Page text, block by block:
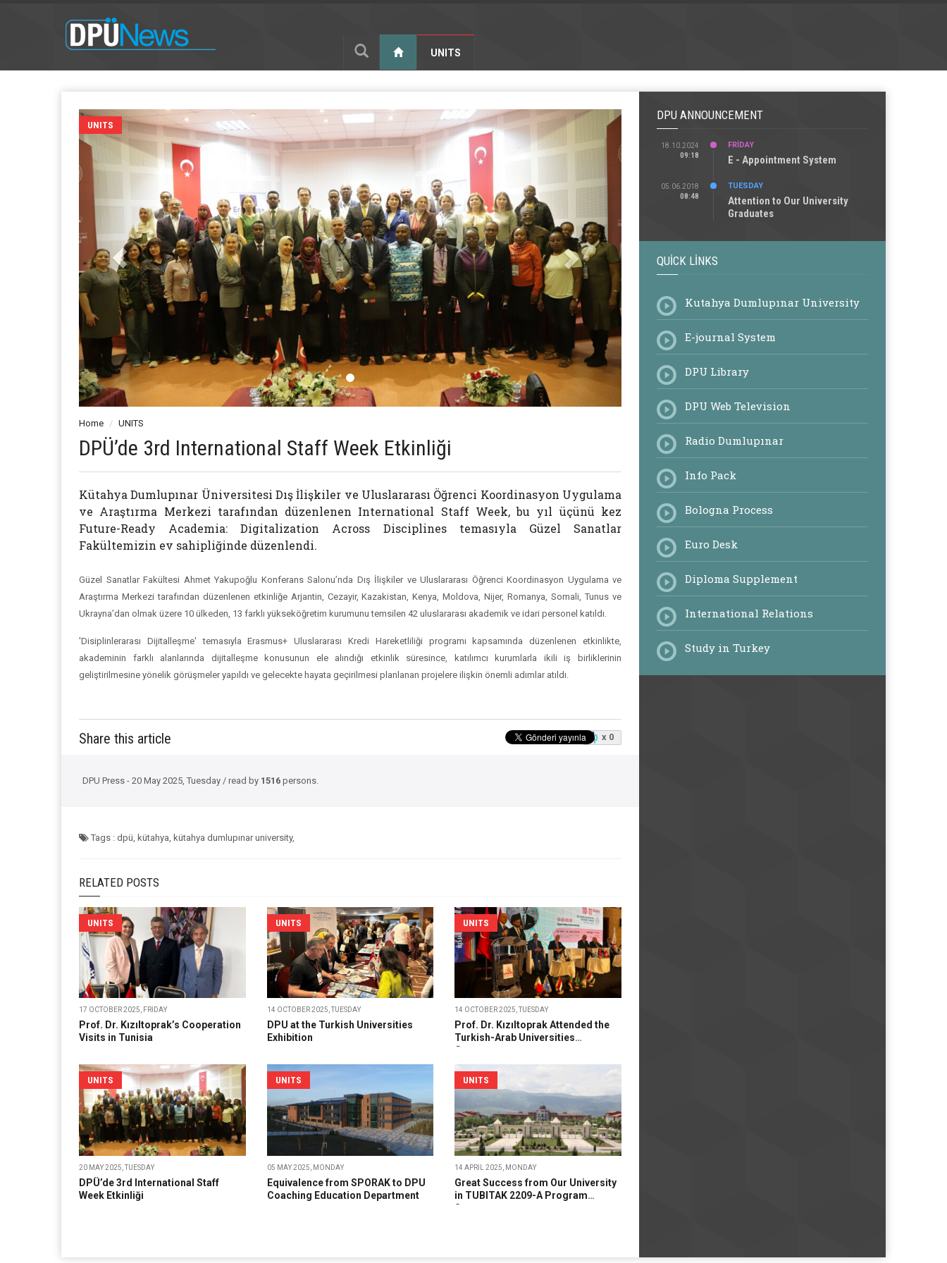
UNITS
UNITS
Home UNITS
DPÜ’de 3rd International Staff Week Etkinliği
Kütahya Dumlupınar Üniversitesi Dış İlişkiler ve Uluslararası Öğrenci Koordinasyon Uygulama
ve Araştırma Merkezi tarafından düzenlenen International Staff Week, bu yıl üçünü kez
Future-Ready Academia: Digitalization Across Disciplines temasıyla Güzel Sanatlar
Fakültemizin ev sahipliğinde düzenlendi.
Güzel Sanatlar Fakültesi Ahmet Yakupoğlu Konferans Salonu’nda Dış İlişkiler ve Uluslararası Öğrenci Koordinasyon Uygulama ve
Araştırma Merkezi tarafından düzenlenen etkinliğe Arjantin, Cezayir, Kazakistan, Kenya, Moldova, Nijer, Romanya, Somali, Tunus ve
Ukrayna’dan olmak üzere 10 ülkeden, 13 farklı yükseköğretim kurumunu temsilen 42 uluslararası akademik ve idari personel katıldı.
'Disiplinlerarası Dijitalleşme' temasıyla Erasmus+ Uluslararası Kredi Hareketliliği programı kapsamında düzenlenen etkinlikte,
akademinin farklı alanlarında dijitalleşme konusunun ele alındığı etkinlik süresince, katılımcı kurumlarla ikili iş birliklerinin
geliştirilmesine yönelik görüşmeler yapıldı ve gelecekte hayata geçirilmesi planlanan projelere ilişkin önemli adımlar atıldı.
Share this article x 0
DPU Press - 20 May 2025, Tuesday / read by 1516 persons.
Tags : dpü, kütahya, kütahya dumlupınar university,
RELATED POSTS
UNITS
17 OCTOBER 2025, FRIDAY
Prof. Dr. Kızıltoprak’s Cooperation
Visits in Tunisia
UNITS
14 OCTOBER 2025, TUESDAY
DPU at the Turkish Universities
Exhibition
UNITS
14 OCTOBER 2025, TUESDAY
Prof. Dr. Kızıltoprak Attended the
Turkish-Arab Universities
Congress
UNITS
20 MAY 2025, TUESDAY
DPÜ’de 3rd International Staff
Week Etkinliği
UNITS
05 MAY 2025, MONDAY
Equivalence from SPORAK to DPU
Coaching Education Department
UNITS
14 APRIL 2025, MONDAY
Great Success from Our University
in TUBITAK 2209-A Program
Support
DPU ANNOUNCEMENT
18.10.2024
09:18
FRIDAY
E - Appointment System
05.06.2018
08:48
TUESDAY
Attention to Our University
Graduates
QUICK LINKS
Kutahya Dumlupınar University
E-journal System
DPU Library
DPU Web Television
Radio Dumlupınar
Info Pack
Bologna Process
Euro Desk
Diploma Supplement
International Relations
Study in Turkey